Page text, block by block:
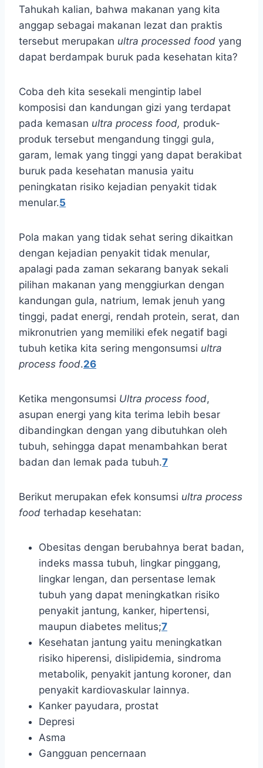
Tahukah kalian, bahwa makanan yang kita
anggap sebagai makanan lezat dan praktis
tersebut merupakan ultra processed food yang
dapat berdampak buruk pada kesehatan kita?
Coba deh kita sesekali mengintip label
komposisi dan kandungan gizi yang terdapat
pada kemasan ultra process food, produk-
produk tersebut mengandung tinggi gula,
garam, lemak yang tinggi yang dapat berakibat
buruk pada kesehatan manusia yaitu
peningkatan risiko kejadian penyakit tidak
menular.5
Pola makan yang tidak sehat sering dikaitkan
dengan kejadian penyakit tidak menular,
apalagi pada zaman sekarang banyak sekali
pilihan makanan yang menggiurkan dengan
kandungan gula, natrium, lemak jenuh yang
tinggi, padat energi, rendah protein, serat, dan
mikronutrien yang memiliki efek negatif bagi
tubuh ketika kita sering mengonsumsi ultra
process food.26
Ketika mengonsumsi Ultra process food,
asupan energi yang kita terima lebih besar
dibandingkan dengan yang dibutuhkan oleh
tubuh, sehingga dapat menambahkan berat
badan dan lemak pada tubuh.7
Berikut merupakan efek konsumsi ultra process
food terhadap kesehatan:
Obesitas dengan berubahnya berat badan,
indeks massa tubuh, lingkar pinggang,
lingkar lengan, dan persentase lemak
tubuh yang dapat meningkatkan risiko
penyakit jantung, kanker, hipertensi,
maupun diabetes melitus;7
Kesehatan jantung yaitu meningkatkan
risiko hiperensi, dislipidemia, sindroma
metabolik, penyakit jantung koroner, dan
penyakit kardiovaskular lainnya.
Kanker payudara, prostat
Depresi
Asma
Gangguan pencernaan